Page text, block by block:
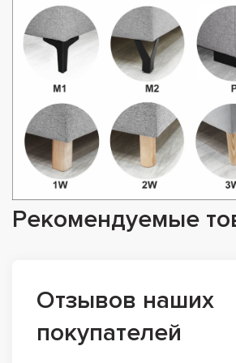
Рекомендуемые
Отзывов наших
покупателей